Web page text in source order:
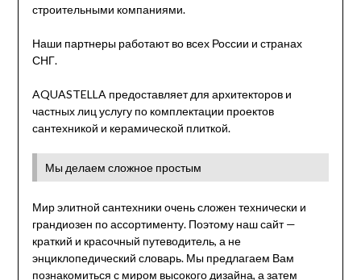
строительными компаниями.
Наши партнеры работают во всех России и странах
СНГ.
AQUASTELLA предоставляет для архитекторов и
частных лиц услугу по комплектации проектов
сантехникой и керамической плиткой.
Мы делаем сложное простым
Мир элитной сантехники очень сложен технически и
грандиозен по ассортименту. Поэтому наш сайт —
краткий и красочный путеводитель, а не
энциклопедический словарь. Мы предлагаем Вам
познакомиться с миром высокого дизайна, а затем